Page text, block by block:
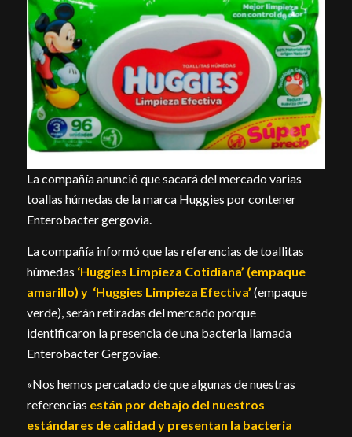
La compañía anunció que sacará del mercado varias
toallas húmedas de la marca Huggies por contener
Enterobacter gergovia.
La compañía informó que las referencias de toallitas
húmedas ‘Huggies Limpieza Cotidiana’ (empaque
amarillo) y ‘Huggies Limpieza Efectiva’ (empaque
verde), serán retiradas del mercado porque
identificaron la presencia de una bacteria llamada
Enterobacter Gergoviae.
«Nos hemos percatado de que algunas de nuestras
referencias están por debajo del nuestros
estándares de calidad y presentan la bacteria